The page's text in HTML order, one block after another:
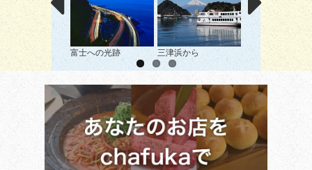
富士への光跡 三津浜から 漁船と